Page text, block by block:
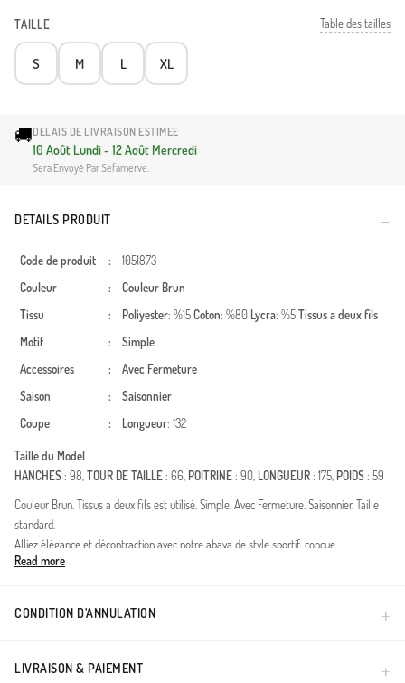
TAILLE Table des tailles
S M L XL
🚚DELAIS DE LIVRAISON ESTIMEE
10 Août Lundi - 12 Août Mercredi
Sera Envoyé Par Sefamerve.
DETAILS PRODUIT
Code de produit :
1051873
Couleur
:
Couleur Brun
Tissu
: Poliyester: %15Coton: %80 Lycra: %5Tissus a deux fils
Motif
:
Simple
Accessoires
:
Avec Fermeture
Saison
:
Saisonnier
Coupe
: Longueur: 132
Taille du Model
HANCHES: 98,TOUR DE TAILLE: 66, POITRINE: 90, LONGUEUR: 175, POIDS: 59
Couleur Brun. Tissus a deux fils est utilisé. Simple. Avec Fermeture. Saisonnier. Taille
standard.
Alliez élégance et décontraction avec notre abaya de style sportif, conçue
spécifiquement pour la femme moderne qui privilégie la mode pudique. Fabriquée en
saisons. Le vert foncé profond apporte une touche de sophistication, tandis que les
poignets pour un confort optimal.Usage: Idéal pour vos sorties quotidiennes, le sport
Read more
CONDITION D’ANNULATION
LIVRAISON & PAIEMENT